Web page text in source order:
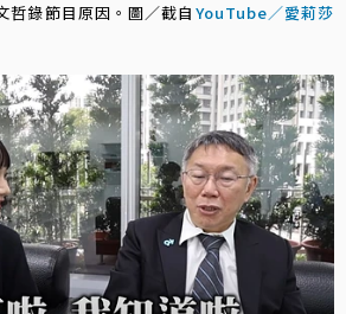
哲錄節目原因。圖／截自 YouTube／愛莉莎